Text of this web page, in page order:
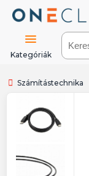
Kategóriák
Számítástechnika